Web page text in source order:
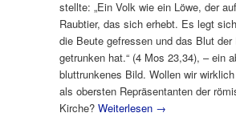
stellte: „Ein Volk wie ein Löwe, der
Raubtier, das sich erhebt. Es legt
die Beute gefressen und das Blut der
getrunken hat.“ (4 Mos 23,34), – ein
bluttrunkenes Bild. Wollen wir
als obersten Repräsentanten der
Kirche?Weiterlesen →